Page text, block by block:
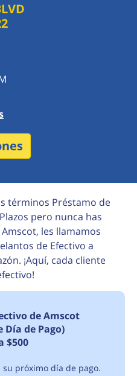
términos Préstamo de
pero nunca has
les llamamos
de Efectivo a
¡Aquí, cada cliente
de Amscot
Día de Pago)
$500
su próximo día de pago.